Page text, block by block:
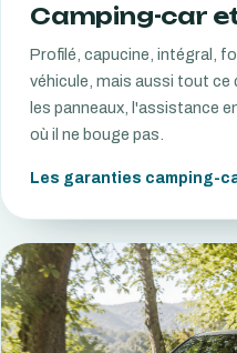
Camping-car
Profilé, capucine, intégral,
véhicule, mais aussi tout ce
les panneaux, l'assistance
où il ne bouge pas.
Les garanties camping-